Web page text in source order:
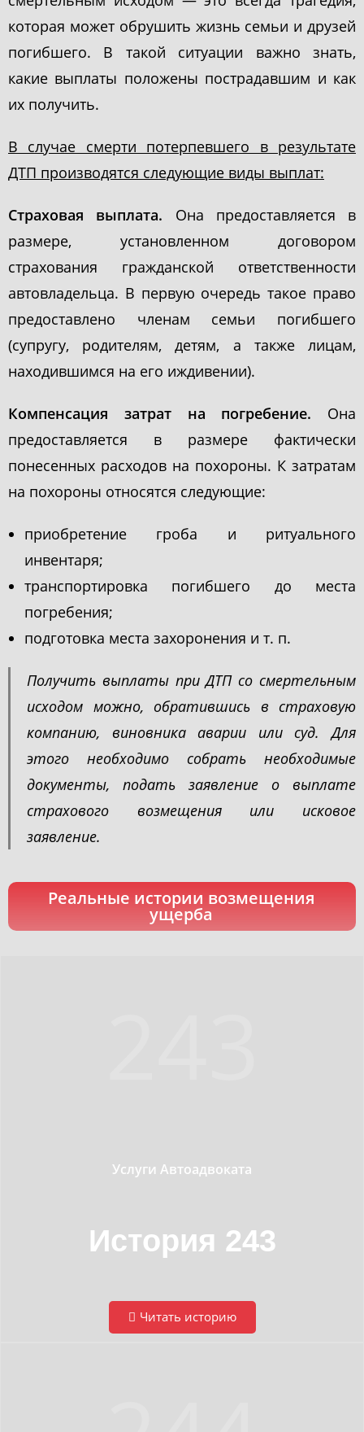
которая может обрушить жизнь семьи и друзей
погибшего. В такой ситуации важно знать,
какие выплаты положены пострадавшим и как
их получить.
В случае смерти потерпевшего в результате
ДТП производятся следующие виды выплат:
Страховая выплата. Она предоставляется в
размере, установленном договором
страхования гражданской ответственности
автовладельца. В первую очередь такое право
предоставлено членам семьи погибшего
(супругу, родителям, детям, а также лицам,
находившимся на его иждивении).
Компенсация затрат на погребение. Она
предоставляется в размере фактически
понесенных расходов на похороны. К затратам
на похороны относятся следующие:
приобретение гроба и ритуального
инвентаря;
транспортировка погибшего до места
погребения;
подготовка места захоронения и т. п.
Получить выплаты при ДТП со смертельным
исходом можно, обратившись в страховую
компанию, виновника аварии или суд. Для
этого необходимо собрать необходимые
документы, подать заявление о выплате
страхового возмещения или исковое
заявление.
Реальные истории возмещения
ущерба
Услуги Автоадвоката
История 243
Читать историю